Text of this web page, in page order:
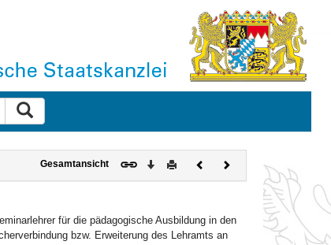
zurücksetzen
Gesamtansicht Download
DruckenVorherigesNächstes
Dokument
für die pädagogische Ausbildung in den
bzw. Erweiterung des Lehramts an